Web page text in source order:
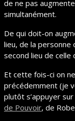
de ne pas
simultanément.
De qui doit-on
lieu, de la personne
second lieu de celle
Et cette fois-ci on
précédemment (je
plutôt s’appuyer
de Pouvoir, de